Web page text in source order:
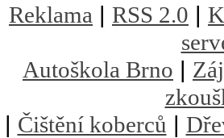
Reklama | RSS 2.0 |
Autoškola Brno |
| Čištění koberců |